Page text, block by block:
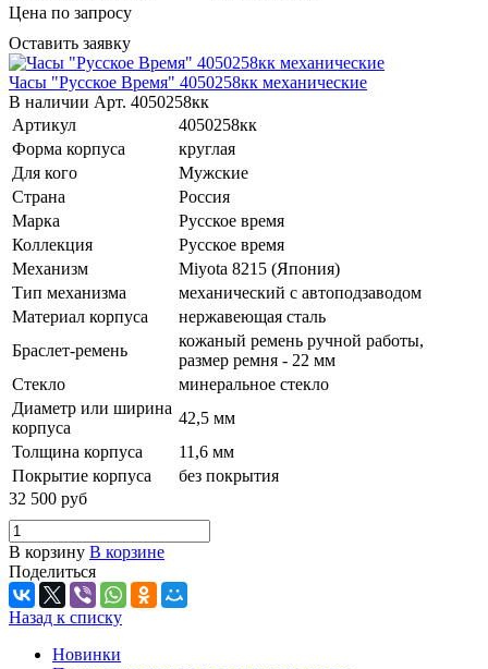
Цена по запросу
Оставить заявку
Часы "Русское Время" 4050258кк механические
В наличии Арт. 4050258кк
Артикул
4050258кк
Форма корпуса
круглая
Для кого
Мужские
Страна
Россия
Марка
Русское время
Коллекция
Русское время
Механизм
Miyota 8215 (Япония)
Тип механизма
механический с автоподзаводом
Материал корпуса
нержавеющая сталь
Браслет-ремень
кожаный ремень ручной работы,
размер ремня - 22 мм
Стекло
минеральное стекло
Диаметр или ширина
корпуса
42,5 мм
Толщина корпуса
11,6 мм
Покрытие корпуса
без покрытия
32 500 руб
В корзину В корзине
Поделиться
Назад к списку
Новинки